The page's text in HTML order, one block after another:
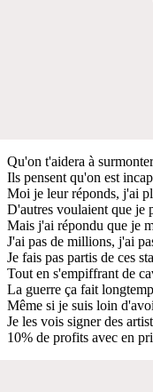
Qu'on t'aidera à
Ils pensent qu'on est
Moi je leur réponds, j'ai
D'autres voulaient que je
Mais j'ai répondu que je
J'ai pas de millions, j'ai
Je fais pas partis de ces
Tout en s'empiffrant de
La guerre ça fait
Même si je suis loin
Je les vois signer des
10% de profits avec en